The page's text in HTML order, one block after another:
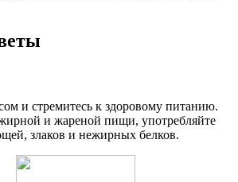
и стремитесь к здоровому питанию.
и жареной пищи, употребляйте
злаков и нежирных белков.